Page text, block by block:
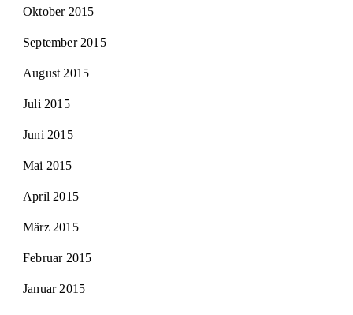
Oktober 2015
September 2015
August 2015
Juli 2015
Juni 2015
Mai 2015
April 2015
März 2015
Februar 2015
Januar 2015